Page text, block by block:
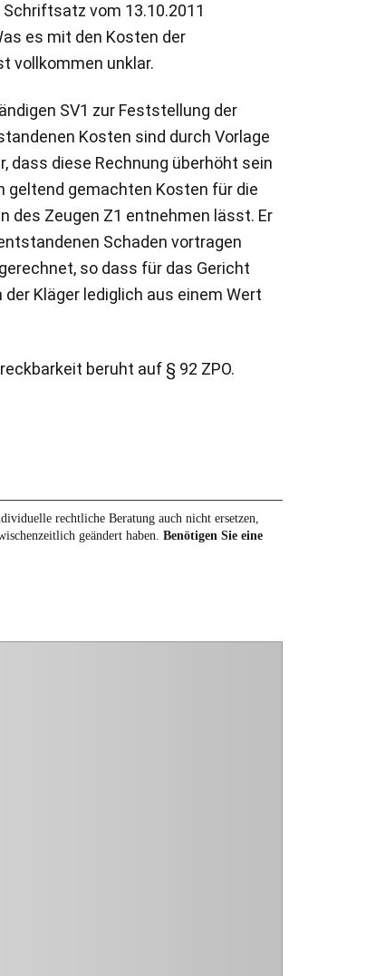
vom 13.10.2011
es mit den Kosten der
vollkommen unklar.
SV1 zur Feststellung der
Kosten sind durch Vorlage
dass diese Rechnung überhöht sein
geltend gemachten Kosten für die
des Zeugen Z1 entnehmen lässt. Er
Schaden vortragen
so dass für das Gericht
Kläger lediglich aus einem Wert
beruht auf § 92 ZPO.
rechtliche Beratung auch nicht ersetzen,
geändert haben. Benötigen Sie eine